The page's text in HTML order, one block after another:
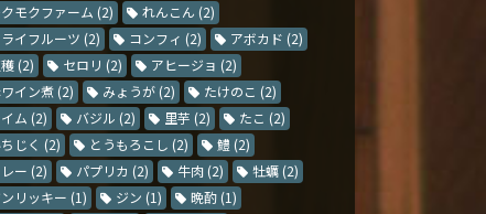
モクファーム (2) れんこん (2)
ライフルーツ (2) コンフィ (2) アボカド (2)
(2) セロリ (2) アヒージョ (2)
イン煮 (2) みょうが (2) たけのこ (2)
ム (2) バジル (2) 里芋 (2) たこ (2)
じく (2) とうもろこし (2) 鱧 (2)
ー (2) パプリカ (2) 牛肉 (2) 牡蠣 (2)
リッキー (1) ジン (1) 晩酌 (1)